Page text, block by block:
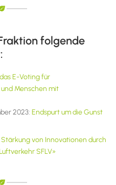
folgende
E-Voting für
Menschen mit
2023: Endspurt um die Gunst
Stärkung von Innovationen durch
SFLV»